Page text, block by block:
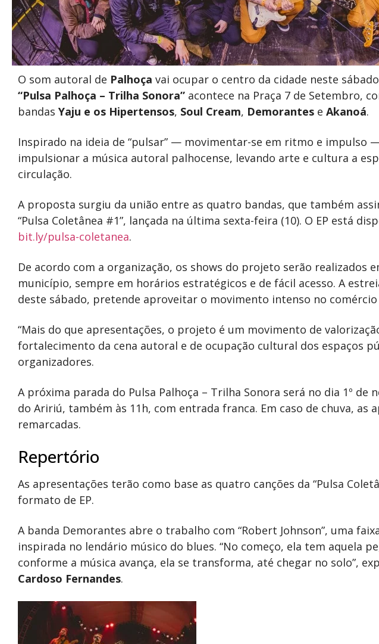
O som autoral de Palhoça vai ocupar o centro da cidade neste
“Pulsa Palhoça – Trilha Sonora” acontece na Praça 7 de Setembro,
bandas Yaju e os Hipertensos, Soul Cream, Demorantes e Akanoá.
Inspirado na ideia de “pulsar” — movimentar-se em ritmo e impulso
impulsionar a música autoral palhocense, levando arte e cultura a
circulação.
A proposta surgiu da união entre as quatro bandas, que também
“Pulsa Coletânea #1”, lançada na última sexta-feira (10). O EP está
bit.ly/pulsa-coletanea.
De acordo com a organização, os shows do projeto serão realizados
município, sempre em horários estratégicos e de fácil acesso. A
deste sábado, pretende aproveitar o movimento intenso no
“Mais do que apresentações, o projeto é um movimento de
fortalecimento da cena autoral e de ocupação cultural dos espaços
organizadores.
A próxima parada do Pulsa Palhoça – Trilha Sonora será no dia 1º de
do Aririú, também às 11h, com entrada franca. Em caso de chuva, as
remarcadas.
Repertório
As apresentações terão como base as quatro canções da “Pulsa
formato de EP.
A banda Demorantes abre o trabalho com “Robert Johnson”, uma
inspirada no lendário músico do blues. “No começo, ela tem aquela
conforme a música avança, ela se transforma, até chegar no solo”,
Cardoso Fernandes.